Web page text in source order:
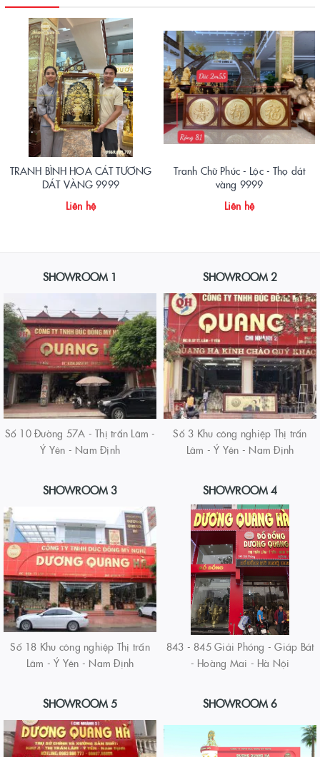
TRANH BÌNH HOA CÁT TƯƠNG
DÁT VÀNG 9999
Liên hệ
Tranh Chữ Phúc - Lộc - Thọ dát
vàng 9999
Liên hệ
SHOWROOM 1
Số 10 Đường 57A - Thị trấn Lâm -
Ý Yên - Nam Định
SHOWROOM 2
Số 3 Khu công nghiệp Thị trấn
Lâm - Ý Yên - Nam Định
SHOWROOM 3
Số 18 Khu công nghiệp Thị trấn
Lâm - Ý Yên - Nam Định
SHOWROOM 4
843 - 845 Giải Phóng - Giáp Bát
- Hoàng Mai - Hà Nội
SHOWROOM 5 SHOWROOM 6